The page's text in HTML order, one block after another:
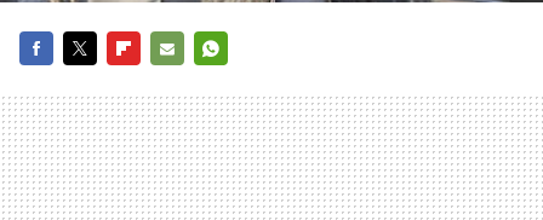
MAIL